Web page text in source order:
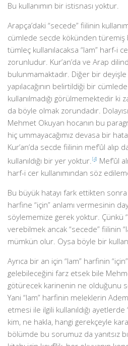
Bu kullanımın bir istisnası yoktur.
Arapça’daki “secede” fiilinin
cümlede secde kökünden türemiş
tümleç kullanılacaksa “lam” harf-i
zorunludur. Kur’an’da ve Arap
bulunmamaktadır. Diğer bir
yapılacağının belirtildiği bir
kullanılmadığı görülmemektedir ki
da böyle olmak zorundadır.
Mehmet Okuyan hocanın bu
hiç ummayacağımız devasa bir
Kur’an’da secde fiilinin mef’ûl alıp
kullanıldığı bir yer yoktur.[4] Mef’ûl
harf-i cer kullanımından söz
Bu büyük hatayı fark ettikten sonra
harfine “için” anlamı vermesinin
söylememize gerek yoktur. Çünkü
verebilmek ancak “secede” fiilinin
mümkün olur. Oysa böyle bir
Ayrıca bir an için “lam” harfinin
gelebileceğini farz etsek bile
götürecek karinenin ne olduğunu
Yani “lam” harfinin meleklerin
etmesi ile ilgili kullanıldığı
kim, ne hakla, hangi gerekçeyle
bölümde bu sorumuz da yanıtsız